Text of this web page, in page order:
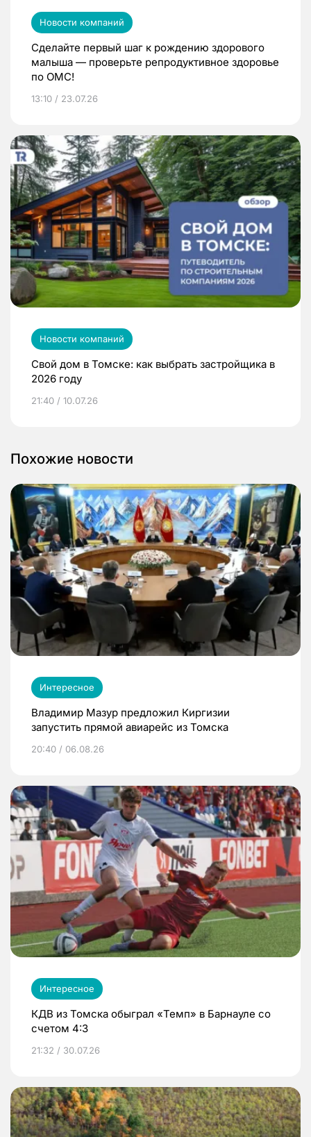
Новости компаний
Сделайте первый шаг к рождению здорового
малыша — проверьте репродуктивное здоровье
по ОМС!
13:10 / 23.07.26
Новости компаний
Свой дом в Томске: как выбрать застройщика в
2026 году
21:40 / 10.07.26
Похожие новости
Интересное
Владимир Мазур предложил Киргизии
запустить прямой авиарейс из Томска
20:40 / 06.08.26
Интересное
КДВ из Томска обыграл «Темп» в Барнауле со
счетом 4:3
21:32 / 30.07.26